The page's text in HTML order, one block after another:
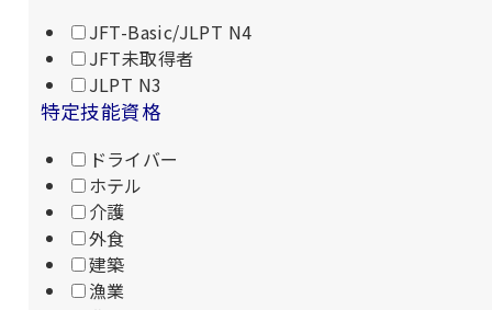
JFT-Basic/JLPT N4
JFT未取得者
JLPT N3
特定技能資格
ドライバー
ホテル
介護
外食
建築
漁業